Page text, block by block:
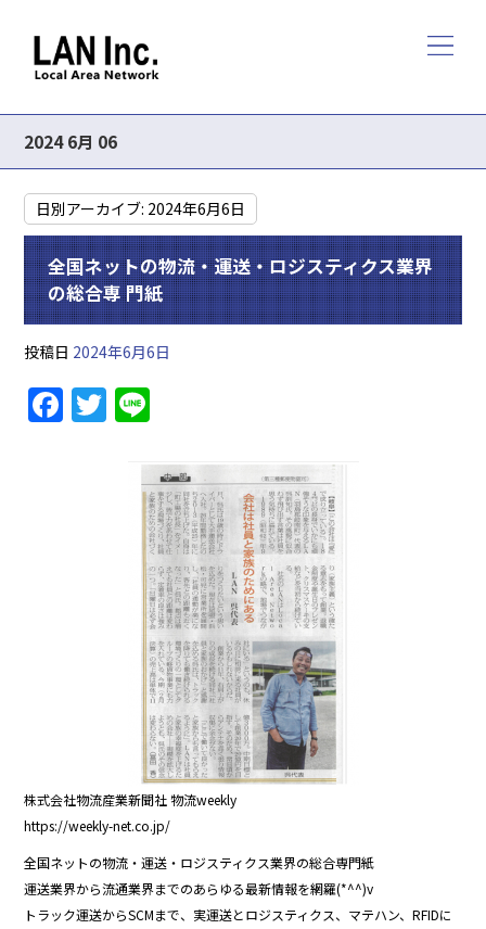
2024 6月 06
日別アーカイブ: 2024年6月6日
全国ネットの物流・運送・ロジスティクス業界
の総合専 門紙
投稿日 2024年6月6日
F
a
T
w
e
株式会社物流産業新聞社 物流weekly
https://weekly-net.co.jp/
全国ネットの物流・運送・ロジスティクス業界の総合専門紙
運送業界から流通業界までのあらゆる最新情報を網羅(*^^)v
トラック運送からSCMまで、実運送とロジスティクス、マテハン、RFIDに